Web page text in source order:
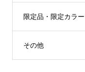
限定品・限定カラー
その他